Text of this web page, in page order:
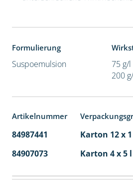
Formulierung
Suspoemulsion
75 g/l
200
Artikelnummer
84987441 Karton 12 x
84907073
Karton 4 x 5